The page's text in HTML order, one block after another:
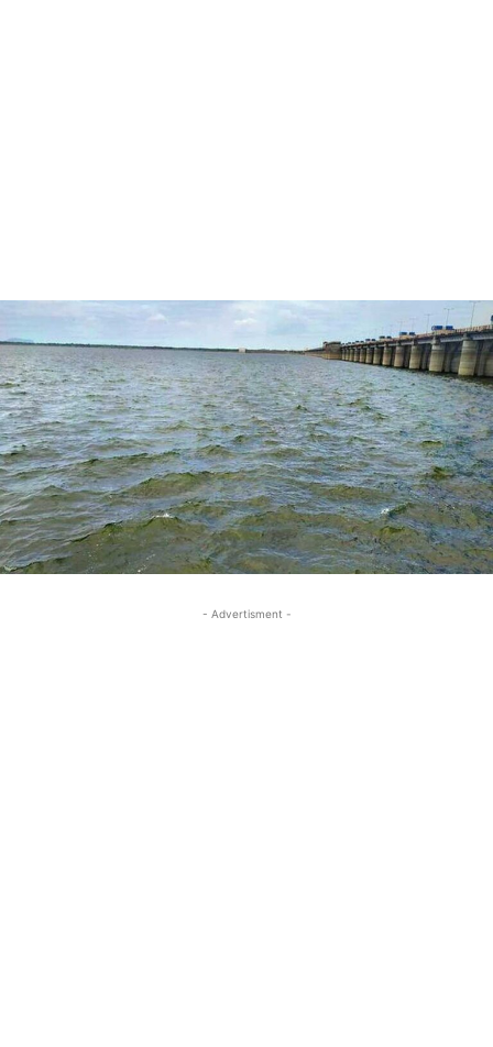
- Advertisment -